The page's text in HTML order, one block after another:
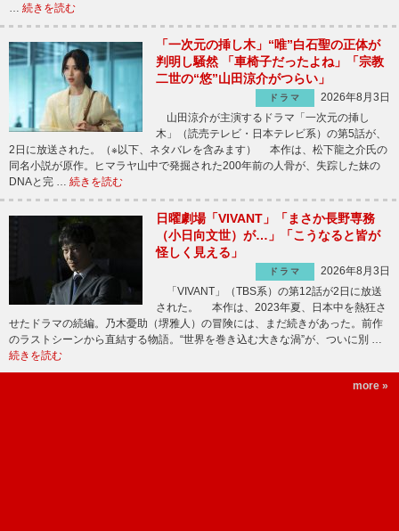
続きを読む
「一次元の挿し木」“唯”白石聖の正体が
判明し騒然 「車椅子だったよね」「宗教
二世の“悠”山田涼介がつらい」
ドラマ
2026年8月3日
山田涼介が主演するドラマ「一次元の挿し
木」（読売テレビ・日本テレビ系）の第5話が、
2日に放送された。（※以下、ネタバレを含みます） 本作は、松下龍之介氏の
同名小説が原作。ヒマラヤ山中で発掘された200年前の人骨が、失踪した妹の
DNAと完 … 続きを読む
日曜劇場「VIVANT」「まさか長野専務
（小日向文世）が…」「こうなると皆が
怪しく見える」
ドラマ
2026年8月3日
「VIVANT」（TBS系）の第12話が2日に放送
された。 本作は、2023年夏、日本中を熱狂さ
せたドラマの続編。乃木憂助（堺雅人）の冒険には、まだ続きがあった。前作
のラストシーンから直結する物語。“世界を巻き込む大きな渦”が、ついに別 …
続きを読む
more »